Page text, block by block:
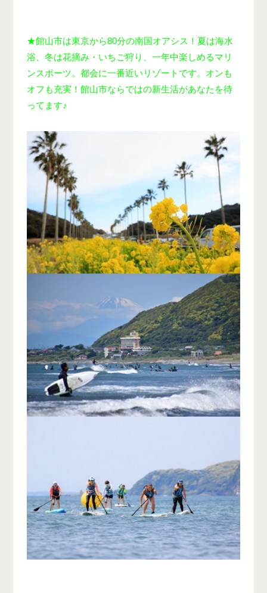
★館山市は東京から80分の南国オアシス！夏は海水
浴、冬は花摘み・いちご狩り、一年中楽しめるマリ
ンスポーツ。都会に一番近いリゾートです。オンも
オフも充実！館山市ならではの新生活があなたを待
ってます♪